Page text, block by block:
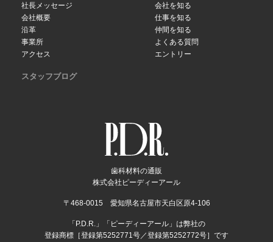
歯科材料の通販
株式会社ピーディーアール
〒468-0015 愛知県名古屋市天白区原4-106
「P.D.R.」「ピーディーアール」は弊社の
登録商標［登録第5252771号／登録第5252772号］です
社長メッセージ
会社概要
沿革
事業所
アクセス
会社を知る
仕事を知る
仲間を知る
よくある質問
エントリー
スタッフブログ